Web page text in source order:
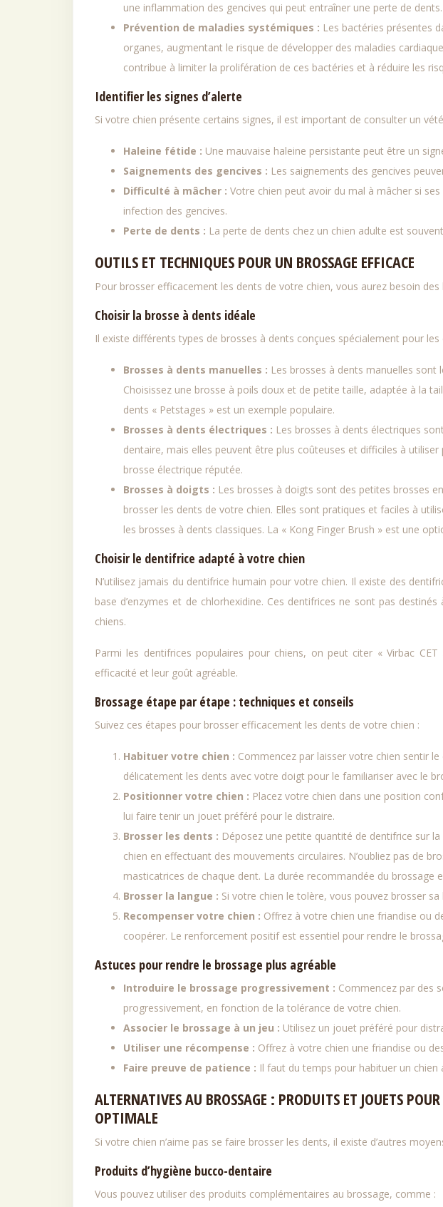
une inflammation des gencives qui peut entraîner une perte de dents.
Prévention de maladies systémiques : Les bactéries présentes
organes, augmentant le risque de développer des maladies
contribue à limiter la prolifération de ces bactéries et à réduire les
Identifier les signes d’alerte
Si votre chien présente certains signes, il est important de consulter un
Haleine fétide : Une mauvaise haleine persistante peut être un
Saignements des gencives : Les saignements des gencives
Difficulté à mâcher : Votre chien peut avoir du mal à mâcher si
infection des gencives.
Perte de dents : La perte de dents chez un chien adulte est
OUTILS ET TECHNIQUES POUR UN BROSSAGE EFFICACE
Pour brosser efficacement les dents de votre chien, vous aurez besoin
Choisir la brosse à dents idéale
Il existe différents types de brosses à dents conçues spécialement pour les
Brosses à dents manuelles : Les brosses à dents manuelles sont
Choisissez une brosse à poils doux et de petite taille, adaptée à la
dents « Petstages » est un exemple populaire.
Brosses à dents électriques : Les brosses à dents électriques
dentaire, mais elles peuvent être plus coûteuses et difficiles à
brosse électrique réputée.
Brosses à doigts : Les brosses à doigts sont des petites brosses
brosser les dents de votre chien. Elles sont pratiques et faciles à
les brosses à dents classiques. La « Kong Finger Brush » est une
Choisir le dentifrice adapté à votre chien
N’utilisez jamais du dentifrice humain pour votre chien. Il existe des
base d’enzymes et de chlorhexidine. Ces dentifrices ne sont pas
chiens.
Parmi les dentifrices populaires pour chiens, on peut citer « Virbac
efficacité et leur goût agréable.
Brossage étape par étape : techniques et conseils
Suivez ces étapes pour brosser efficacement les dents de votre chien :
Habituer votre chien : Commencez par laisser votre chien sentir
délicatement les dents avec votre doigt pour le familiariser avec le
Positionner votre chien : Placez votre chien dans une position
lui faire tenir un jouet préféré pour le distraire.
Brosser les dents : Déposez une petite quantité de dentifrice sur
chien en effectuant des mouvements circulaires. N’oubliez pas de
masticatrices de chaque dent. La durée recommandée du brossage
Brosser la langue : Si votre chien le tolère, vous pouvez brosser
Recompenser votre chien : Offrez à votre chien une friandise ou
coopérer. Le renforcement positif est essentiel pour rendre le
Astuces pour rendre le brossage plus agréable
Introduire le brossage progressivement : Commencez par des
progressivement, en fonction de la tolérance de votre chien.
Associer le brossage à un jeu : Utilisez un jouet préféré pour
Utiliser une récompense : Offrez à votre chien une friandise ou
Faire preuve de patience : Il faut du temps pour habituer un
ALTERNATIVES AU BROSSAGE : PRODUITS ET JOUETS
OPTIMALE
Si votre chien n’aime pas se faire brosser les dents, il existe d’autres
Produits d’hygiène bucco-dentaire
Vous pouvez utiliser des produits complémentaires au brossage, comme :